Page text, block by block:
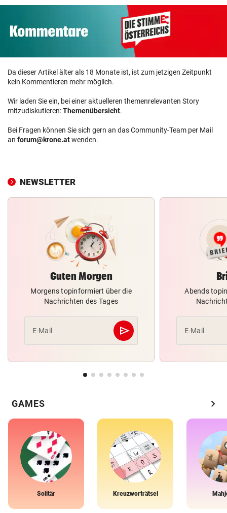
Da dieser Artikel älter als 18 Monate ist, ist zum jetzigen Zeitpunkt
kein Kommentieren mehr möglich.
Wir laden Sie ein, bei einer aktuelleren themenrelevanten Story
mitzudiskutieren:Themenübersicht.
Bei Fragen können Sie sich gern an das Community-Team per Mail
an forum@krone.atwenden.
NEWSLETTER
Guten Morgen
Morgens topinformiert über die
Nachrichten des Tages
E-Mail send
Abschicken
Abends
E-Mail
GAMES chevron_right
Solitär Kreuzworträtsel